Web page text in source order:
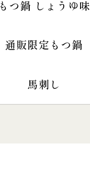
もつ鍋 しょうゆ味
通販限定もつ鍋
馬刺し